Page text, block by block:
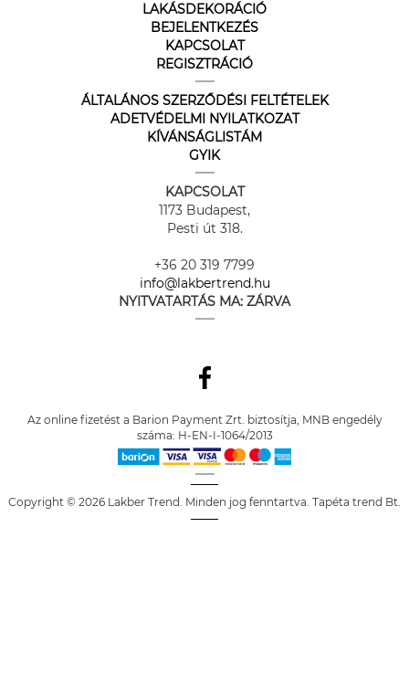
LAKÁSDEKORÁCIÓ
BEJELENTKEZÉS
KAPCSOLAT
REGISZTRÁCIÓ
ÁLTALÁNOS SZERZŐDÉSI FELTÉTELEK
ADETVÉDELMI NYILATKOZAT
KÍVÁNSÁGLISTÁM
GYIK
KAPCSOLAT
1173 Budapest,
Pesti út 318.
+36 20 319 7799
info@lakbertrend.hu
NYITVATARTÁS MA: ZÁRVA
Az online fizetést a Barion Payment Zrt. biztosítja, MNB engedély
száma: H-EN-I-1064/2013
Copyright © 2026 Lakber Trend. Minden jog fenntartva. Tapéta trend Bt.